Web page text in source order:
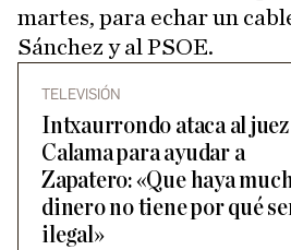
martes, para echar un
Sánchez y al PSOE.
TELEVISIÓN
Intxaurrondo ataca al juez
Calama para ayudar a
Zapatero: «Que haya
dinero no tiene por qué
ilegal»